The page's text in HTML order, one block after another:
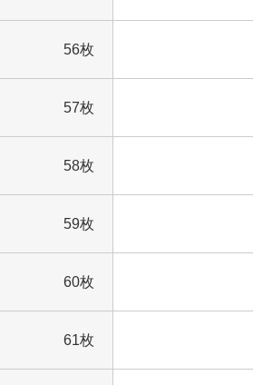
56枚
57枚
58枚
59枚
60枚
61枚